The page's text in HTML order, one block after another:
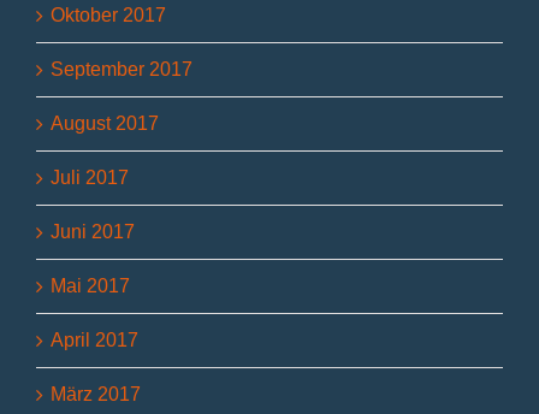
Oktober 2017
September 2017
August 2017
Juli 2017
Juni 2017
Mai 2017
April 2017
März 2017